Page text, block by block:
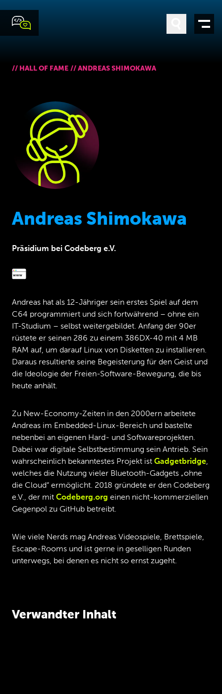
// HALL OF FAME // ANDREAS SHIMOKAWA
Andreas Shimokawa
Präsidium bei Codeberg e.V.
Andreas hat als 12-Jähriger sein erstes Spiel auf dem
C64 programmiert und sich fortwährend – ohne ein
IT-Studium – selbst weitergebildet. Anfang der 90er
rüstete er seinen 286 zu einem 386DX-40 mit 4 MB
RAM auf, um darauf Linux von Disketten zu installieren.
Daraus resultierte seine Begeisterung für den Geist und
die Ideologie der Freien-Software-Bewegung, die bis
heute anhält.
Zu New-Economy-Zeiten in den 2000ern arbeitete
Andreas im Embedded-Linux-Bereich und bastelte
nebenbei an eigenen Hard- und Softwareprojekten.
Dabei war digitale Selbstbestimmung sein Antrieb. Sein
wahrscheinlich bekanntestes Projekt ist Gadgetbridge,
welches die Nutzung vieler Bluetooth-Gadgets „ohne
die Cloud“ ermöglicht. 2018 gründete er den Codeberg
e.V., der mit Codeberg.org einen nicht-kommerziellen
Gegenpol zu GitHub betreibt.
Wie viele Nerds mag Andreas Videospiele, Brettspiele,
Escape-Rooms und ist gerne in geselligen Runden
unterwegs, bei denen es nicht so ernst zugeht.
Verwandter Inhalt